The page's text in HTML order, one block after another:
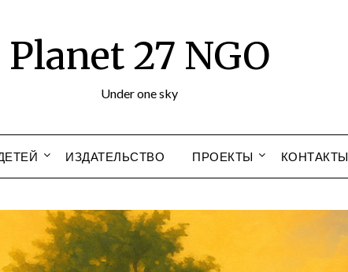
Planet 27 NGO
Under one sky
ИЗДАТЕЛЬСТВО ПРОЕКТЫ КОНТАКТЫ